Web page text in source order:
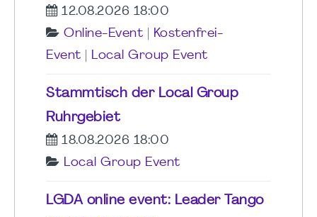
12.08.2026 18:00
Online-Event
Kostenfrei-
Event
Local Group Event
Stammtisch der Local Group
Ruhrgebiet
18.08.2026 18:00
Local Group Event
LGDA online event: Leader Tango